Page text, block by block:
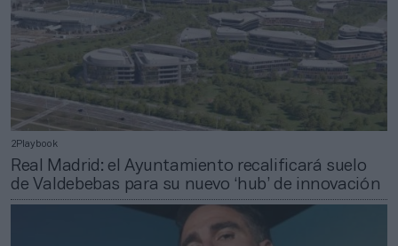
2Playbook
Real Madrid: el Ayuntamiento recalificará suelo
de Valdebebas para su nuevo ‘hub’ de innovación